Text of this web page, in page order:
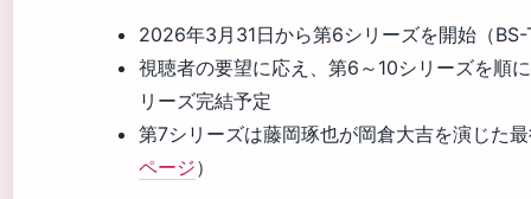
2026年3月31日から第6シリーズを開始（
視聴者の要望に応え、第6～10シリーズを順
リーズ完結予定
第7シリーズは藤岡琢也が岡倉大吉を演じた
ページ）